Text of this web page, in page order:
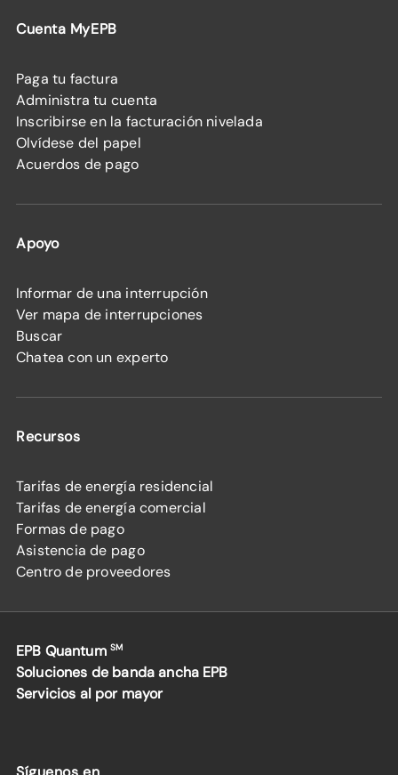
Cuenta MyEPB
Paga tu factura
Administra tu cuenta
Inscribirse en la facturación nivelada
Olvídese del papel
Acuerdos de pago
Apoyo
Informar de una interrupción
Ver mapa de interrupciones
Buscar
Chatea con un experto
Recursos
Tarifas de energía residencial
Tarifas de energía comercial
Formas de pago
Asistencia de pago
Centro de proveedores
EPB Quantum SM
Soluciones de banda ancha EPB
Servicios al por mayor